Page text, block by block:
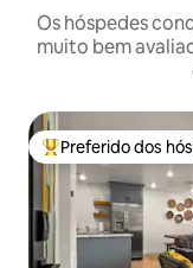
Os hóspedes
muito bem
Entre os melhores
Preferido dos